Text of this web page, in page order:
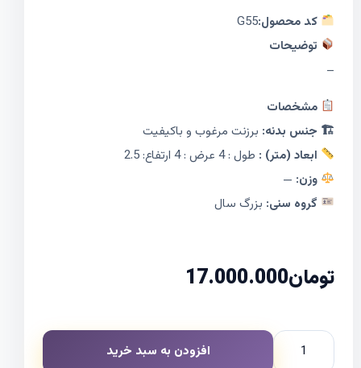
کد محصول:G55
توضیحات
–
مشخصات
🏗 جنس بدنه: برزنت مرغوب و باکیفیت
ابعاد (متر) : طول : 4 عرض : 4 ارتفاع: 2.5
وزن: —
گروه سنی: بزرگ سال
تومان17.000.000
افزودن به سبد خرید